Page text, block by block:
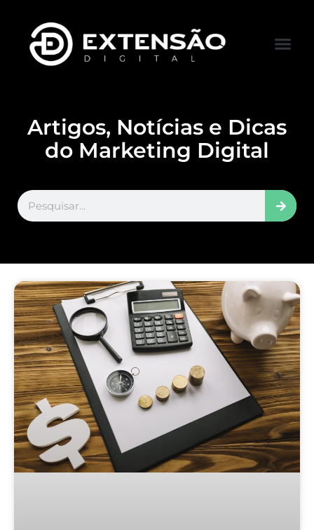
Artigos, Notícias e Dicas
do Marketing Digital